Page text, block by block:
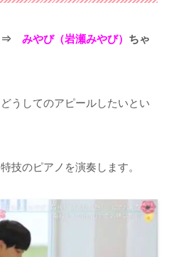
⇒ みやび（岩瀬みやび） ちゃ
うしてのアピールしたいとい
技のピアノを演奏します。